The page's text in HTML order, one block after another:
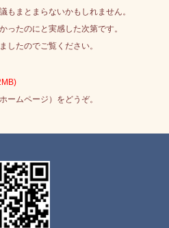
もまとまらないかもしれません。
ったのにと実感した次第です。
したのでご覧ください。
ームページ） をどうぞ。